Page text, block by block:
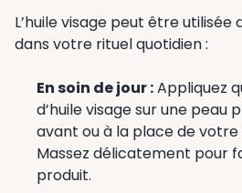
L’huile visage peut être
dans votre rituel quotidien :
En soin de jour :Appliquez
d’huile visage sur une peau
avant ou à la place de
Massez délicatement pour
produit.